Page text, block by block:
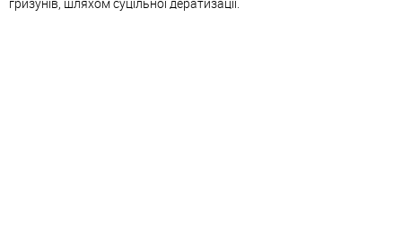
гризунів, шляхом суцільної дератизації.